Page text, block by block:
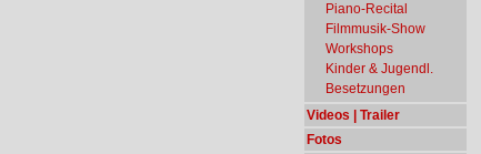
Piano-Recital
Filmmusik-Show
Workshops
Kinder & Jugendl.
Besetzungen
Videos | Trailer
Fotos